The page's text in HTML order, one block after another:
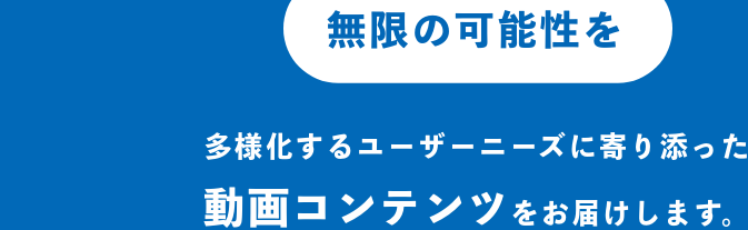
無限の可能性を
多様化するユーザーニーズに寄り添った
動画コンテンツ をお届けします。